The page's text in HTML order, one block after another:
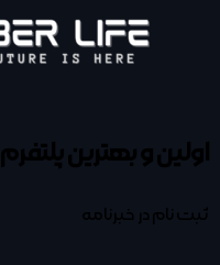
اولین و بهترین پلتفرم
ثبت نام در خبرنامه